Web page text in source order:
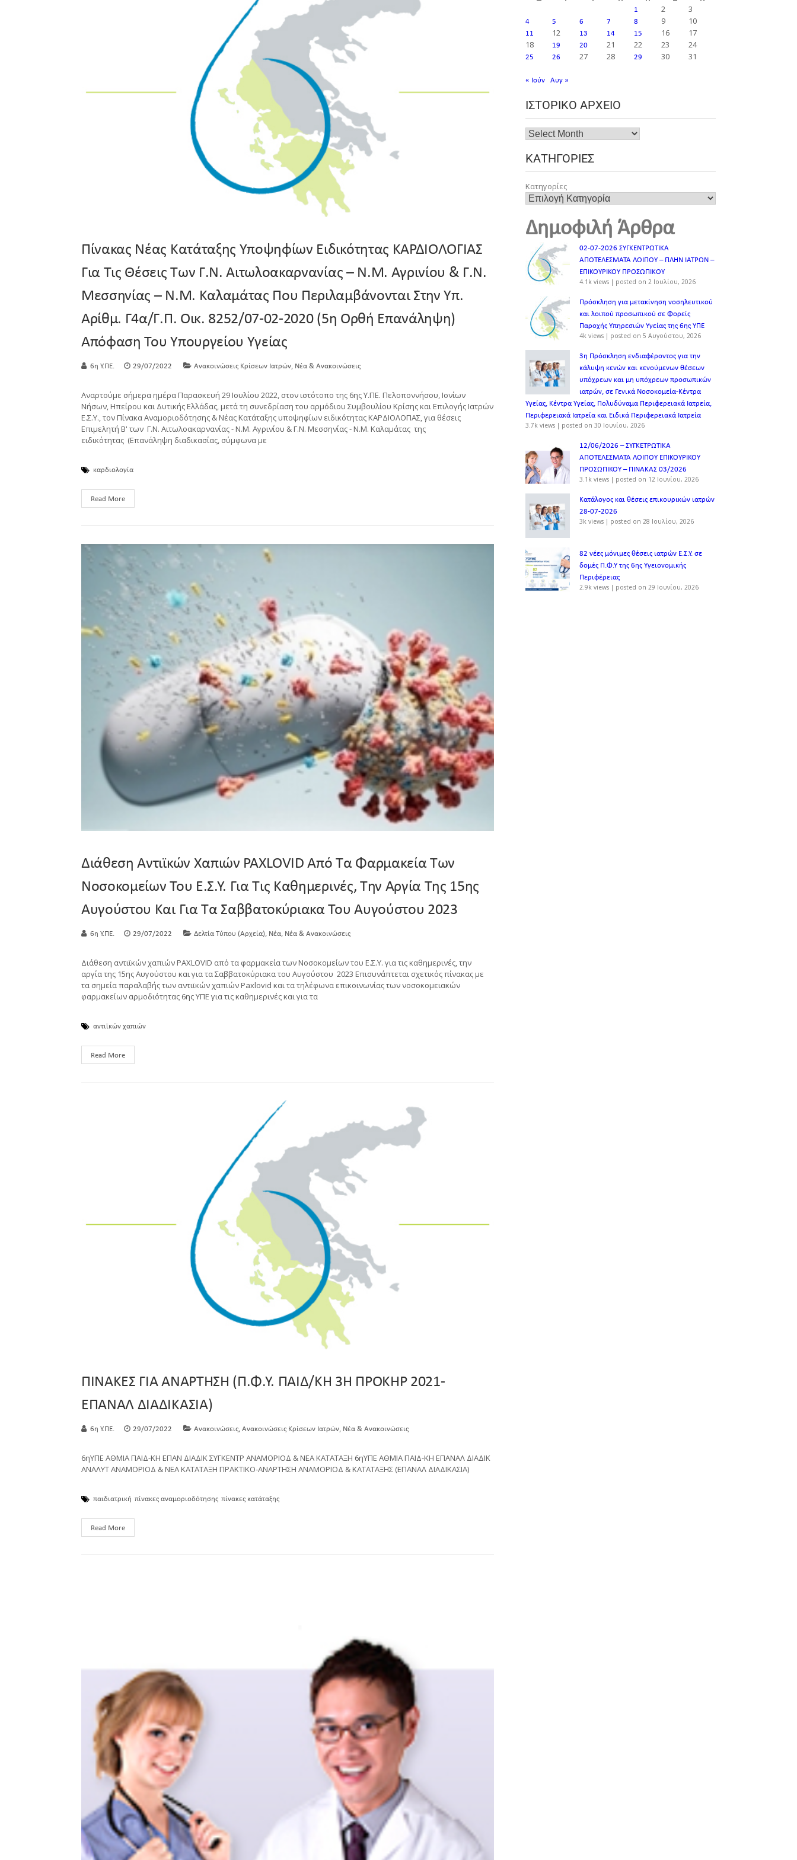
Πίνακας Νέας Κατάταξης Υποψηφίων Ειδικότητας ΚΑΡΔΙΟΛΟΓΙΑΣ
Για Τις Θέσεις Των Γ.Ν. Αιτωλοακαρνανίας – Ν.Μ. Αγρινίου & Γ.Ν.
Μεσσηνίας – Ν.Μ. Καλαμάτας Που Περιλαμβάνονται Στην Υπ.
Αρίθμ. Γ4α/Γ.Π. Οικ. 8252/07-02-2020 (5η Ορθή Επανάληψη)
Απόφαση Του Υπουργείου Υγείας
6η Υ.ΠΕ. 29/07/2022 Ανακοινώσεις Κρίσεων Ιατρών, Νέα & Ανακοινώσεις
Αναρτούμε σήμερα ημέρα Παρασκευή 29 Ιουλίου 2022, στον ιστότοπο της 6ης Υ.ΠΕ. Πελοποννήσου, Ιονίων
Νήσων, Ηπείρου και Δυτικής Ελλάδας, μετά τη συνεδρίαση του αρμόδιου Συμβουλίου Κρίσης και Επιλογής Ιατρών
Ε.Σ.Υ., τον Πίνακα Αναμοριοδότησης & Νέας Κατάταξης υποψηφίων ειδικότητας ΚΑΡΔΙΟΛΟΓΙΑΣ, για θέσεις
Επιμελητή Β' των Γ.Ν. Αιτωλοακαρνανίας - Ν.Μ. Αγρινίου & Γ.Ν. Μεσσηνίας - Ν.Μ. Καλαμάτας της
ειδικότητας (Επανάληψη διαδικασίας, σύμφωνα με
καρδιολογία
Read More
Διάθεση Αντιϊκών Χαπιών PAXLOVID Από Τα Φαρμακεία Των
Νοσοκομείων Του Ε.Σ.Υ. Για Τις Καθημερινές, Την Αργία Της 15ης
Αυγούστου Και Για Τα Σαββατοκύριακα Του Αυγούστου 2023
6η Υ.ΠΕ. 29/07/2022 Δελτία Τύπου (Αρχεία), Νέα, Νέα & Ανακοινώσεις
Διάθεση αντιϊκών χαπιών PAXLOVID από τα φαρμακεία των Νοσοκομείων του Ε.Σ.Υ. για τις καθημερινές, την
αργία της 15ης Αυγούστου και για τα Σαββατοκύριακα του Αυγούστου 2023 Επισυνάπτεται σχετικός πίνακας με
τα σημεία παραλαβής των αντιϊκών χαπιών Paxlovid και τα τηλέφωνα επικοινωνίας των νοσοκομειακών
φαρμακείων αρμοδιότητας 6ης ΥΠΕ για τις καθημερινές και για τα
αντιϊκών χαπιών
Read More
ΠΙΝΑΚΕΣ ΓΙΑ ΑΝΑΡΤΗΣΗ (Π.Φ.Υ. ΠΑΙΔ/ΚΗ 3Η ΠΡΟΚΗΡ 2021-
ΕΠΑΝΑΛ ΔΙΑΔΙΚΑΣΙΑ)
6η Υ.ΠΕ. 29/07/2022 Ανακοινώσεις, Ανακοινώσεις Κρίσεων Ιατρών, Νέα & Ανακοινώσεις
6ηΥΠΕ ΑΘΜΙΑ ΠΑΙΔ-ΚΗ ΕΠΑΝ ΔΙΑΔΙΚ ΣΥΓΚΕΝΤΡ ΑΝΑΜΟΡΙΟΔ & ΝΕΑ ΚΑΤΑΤΑΞΗ 6ηΥΠΕ ΑΘΜΙΑ ΠΑΙΔ-ΚΗ ΕΠΑΝΑΛ ΔΙΑΔΙΚ
ΑΝΑΛΥΤ ΑΝΑΜΟΡΙΟΔ & ΝΕΑ ΚΑΤΑΤΑΞΗ ΠΡΑΚΤΙΚΟ-ΑΝΑΡΤΗΣΗ ΑΝΑΜΟΡΙΟΔ & ΚΑΤΑΤΑΞΗΣ (ΕΠΑΝΑΛ ΔΙΑΔΙΚΑΣΙΑ)
παιδιατρική πίνακες αναμοριοδότησης πίνακες κατάταξης
Read More
1 2 3
4 5 6 7 8 9 10
11 12 13 14 15 16
17
18
19 20 21 22 23 24
25 26 27 28 29 30 31
« Ιούν Αυγ »
ΙΣΤΟΡΙΚΌ ΑΡΧΕΊΟ
ΚΑΤΗΓΟΡΊΕΣ
Κατηγορίες
Δημοφιλή Άρθρα
02-07-2026 ΣΥΓΚΕΝΤΡΩΤΙΚΑ
ΑΠΟΤΕΛΕΣΜΑΤΑ ΛΟΙΠΟΥ – ΠΛΗΝ ΙΑΤΡΩΝ –
ΕΠΙΚΟΥΡΙΚΟΥ ΠΡΟΣΩΠΙΚOY
4.1k views | posted on 2 Ιουλίου, 2026
Πρόσκληση για μετακίνηση νοσηλευτικού
και λοιπού προσωπικού σε Φορείς
Παροχής Υπηρεσιών Υγείας της 6ης ΥΠΕ
4k views | posted on 5 Αυγούστου, 2026
3η Πρόσκληση ενδιαφέροντος για την
κάλυψη κενών και κενούμενων θέσεων
υπόχρεων και μη υπόχρεων προσωπικών
ιατρών, σε Γενικά Νοσοκομεία-Κέντρα
Υγείας, Κέντρα Υγείας, Πολυδύναμα Περιφερειακά Ιατρεία,
Περιφερειακά Ιατρεία και Ειδικά Περιφερειακά Ιατρεία
3.7k views | posted on 30 Ιουνίου, 2026
12/06/2026 – ΣΥΓΚΕΤΡΩΤΙΚΑ
ΑΠΟΤΕΛΕΣΜΑΤΑ ΛΟΙΠΟΥ ΕΠΙΚΟΥΡΙΚΟΥ
ΠΡΟΣΩΠΙΚΟΥ – ΠΙΝΑΚΑΣ 03/2026
3.1k views | posted on 12 Ιουνίου, 2026
Κατάλογος και θέσεις επικουρικών ιατρών
28-07-2026
3k views | posted on 28 Ιουλίου, 2026
82 νέες μόνιμες θέσεις ιατρών Ε.Σ.Υ. σε
δομές Π.Φ.Υ της 6ης Υγειονομικής
Περιφέρειας
2.9k views | posted on 29 Ιουνίου, 2026